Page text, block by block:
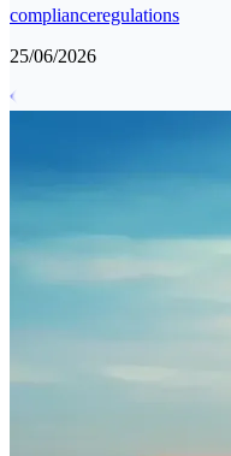
complianceregulations
25/06/2026